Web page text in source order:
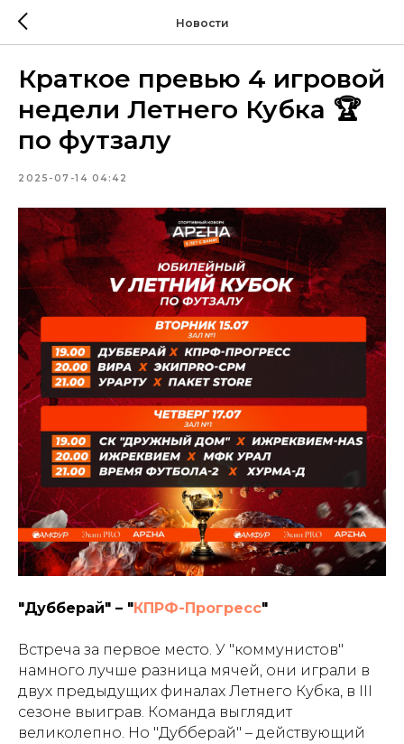
Новости
Краткое превью 4 игровой
недели Летнего Кубка 🏆
по футзалу
2025-07-14 04:42
"Дубберай" – "КПРФ-Прогресс"
Встреча за первое место. У "коммунистов"
намного лучше разница мячей, они играли в
двух предыдущих финалах Летнего Кубка, в III
сезоне выиграв. Команда выглядит
великолепно. Но "Дубберай" – действующий